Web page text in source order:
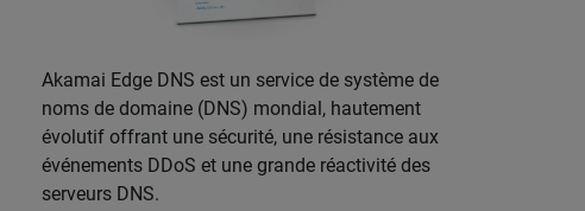
Akamai Edge DNS est un service de système de
noms de domaine (DNS) mondial, hautement
évolutif offrant une sécurité, une résistance aux
événements DDoS et une grande réactivité des
serveurs DNS.